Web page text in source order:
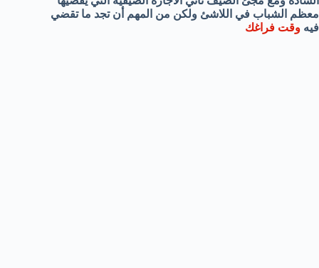
معظم الشباب في اللاشئ ولكن من المهم أن تجد ما تقضي
فيه وقت فراغك